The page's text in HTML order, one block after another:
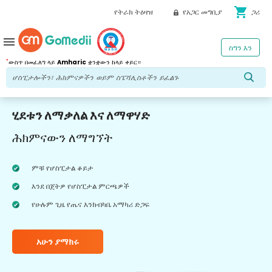
የትራክ ትዕዛዝ የአጋር መግቢያ shopping_cart ጋሪ
*ውስጥ በመፈለግ ላይ Amharic ቋንቋውን ከላይ ቀይር።
ስግን እን
menu
ሂደቱን ለማቃለል እና ለማዋሃድ
ሕክምናውን ለማግኘት
ምቹ የሆስፒታል ቆይታ
እንደ በጀትዎ የሆስፒታል ምርጫዎች
የሁሉም ጊዜ የጤና እንክብካቤ አማካሪ ድጋፍ
አሁን ያማክሩ